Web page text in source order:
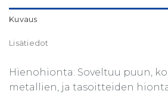
Kuvaus
Lisätiedot
Hienohionta: Soveltuu puun,
metallien, ja tasoitteiden